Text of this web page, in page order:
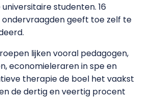
studenten. 16
ondervraagden geeft toe zelf te
lijken vooral pedagogen,
economieleraren in spe en
therapie de boel het vaakst
de dertig en veertig procent